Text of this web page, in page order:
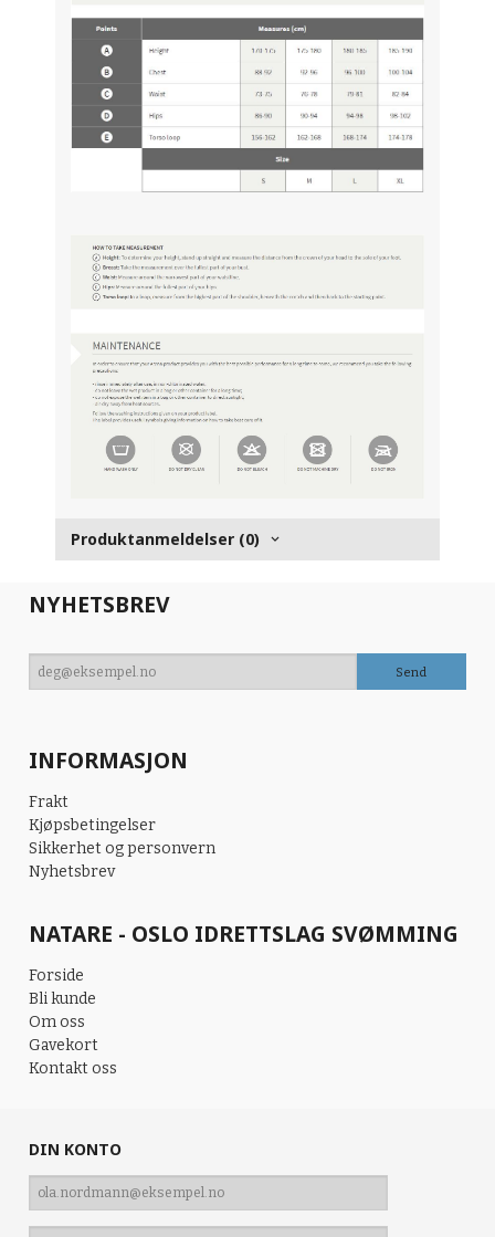
Produktanmeldelser (0)
NYHETSBREV
INFORMASJON
Frakt
Kjøpsbetingelser
Sikkerhet og personvern
Nyhetsbrev
NATARE - OSLO IDRETTSLAG SVØMMING
Forside
Bli kunde
Om oss
Gavekort
Kontakt oss
DIN KONTO